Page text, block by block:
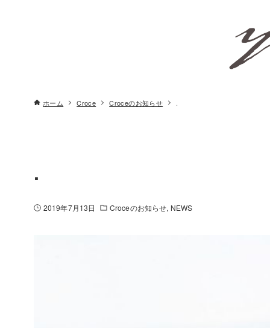
ホーム Croce Croceのお知らせ
.
2019年7月13日 Croceのお知らせ NEWS